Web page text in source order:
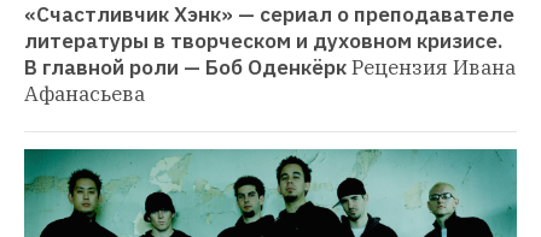
«Счастливчик Хэнк» — сериал о преподавателе
литературы в творческом и духовном кризисе.
В главной роли — Боб ОденкёркРецензия Ивана
Афанасьева